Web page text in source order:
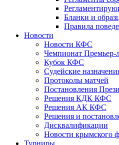
Бланки и
Правила
Новости
Новости КФС
Чемпионат
Кубок КФС
Судейские
Протоколы матчей
Постановления
Решения КДК КФС
Решения АК КФС
Решения и
Дисквалификации
Новости крымского
Турниры